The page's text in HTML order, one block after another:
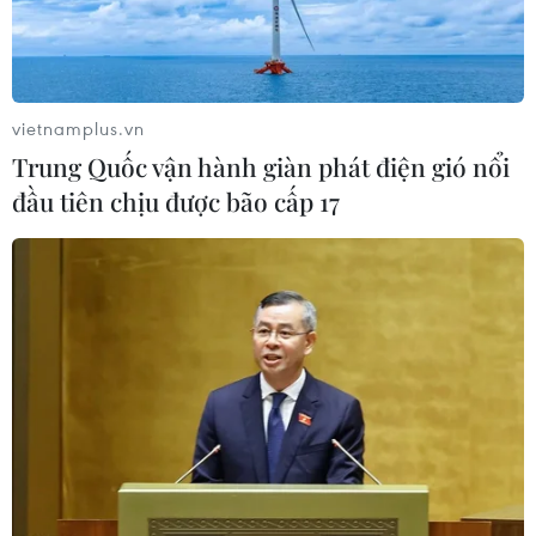
Xem thêm
CƠ QUAN CHỦ QUẢN: THÔNG TẤN XÃ VIỆT NAM
Tổng Biên tập: TRẦN TIẾN DUẨN
Phó Tổng Biên tập: NGUYỄN THỊ TÁM, KHÚC THANH
Quy định sử dụng
Hỗ trợ
vietnamplus.vn
Trung Quốc vận hành giàn phát điện gió nổi
đầu tiên chịu được bão cấp 17